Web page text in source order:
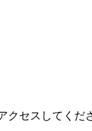
クセスしてくだ